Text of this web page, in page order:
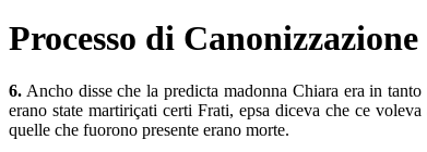
Processo di Canonizzazione
6. Ancho disse che la predicta madonna Chiara era in
erano state martiriçati certi Frati, epsa diceva che ce
quelle che fuorono presente erano morte.